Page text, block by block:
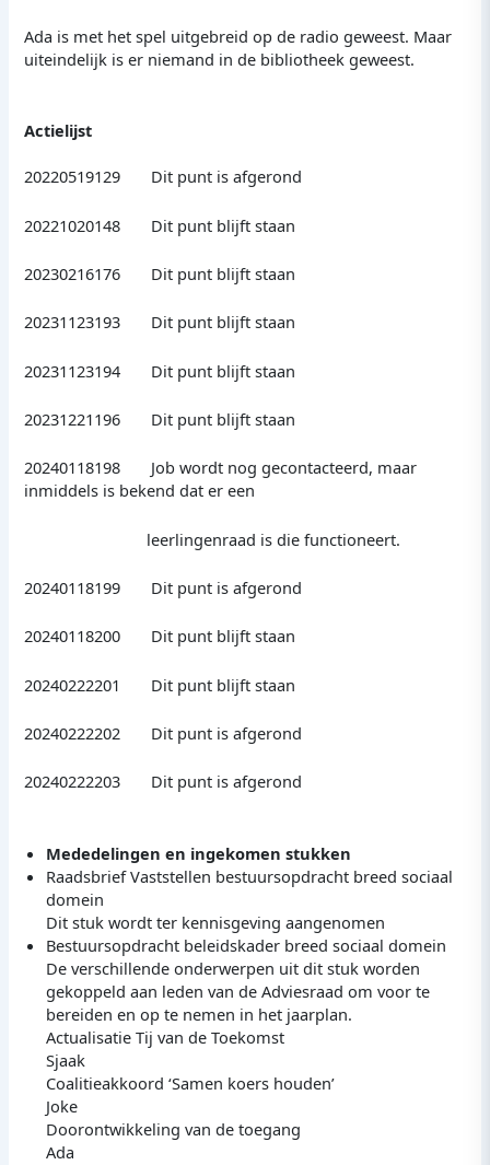
Ada is met het spel uitgebreid op de radio geweest. Maar
uiteindelijk is er niemand in de bibliotheek geweest.
Actielijst
20220519129 Dit punt is afgerond
20221020148 Dit punt blijft staan
20230216176 Dit punt blijft staan
20231123193 Dit punt blijft staan
20231123194 Dit punt blijft staan
20231221196 Dit punt blijft staan
20240118198 Job wordt nog gecontacteerd, maar
inmiddels is bekend dat er een
leerlingenraad is die functioneert.
20240118199 Dit punt is afgerond
20240118200 Dit punt blijft staan
20240222201 Dit punt blijft staan
20240222202 Dit punt is afgerond
20240222203 Dit punt is afgerond
Mededelingen en ingekomen stukken
Raadsbrief Vaststellen bestuursopdracht breed sociaal
domein
Dit stuk wordt ter kennisgeving aangenomen
Bestuursopdracht beleidskader breed sociaal domein
De verschillende onderwerpen uit dit stuk worden
gekoppeld aan leden van de Adviesraad om voor te
bereiden en op te nemen in het jaarplan.
Actualisatie Tij van de Toekomst
Sjaak
Coalitieakkoord ‘Samen koers houden’
Joke
Doorontwikkeling van de toegang
Ada